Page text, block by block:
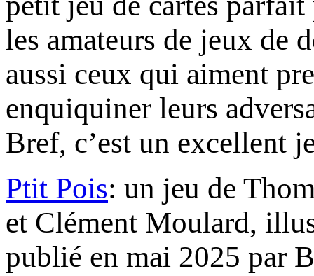
les amateurs de jeux de
aussi ceux qui aiment
enquiquiner leurs
Bref, c’est un excellent
Ptit Pois: un jeu de
et Clément Moulard,
publié en mai 2025 par